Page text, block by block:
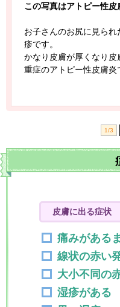
この写真はアトピー性皮
お子さんのお尻に見ら
疹です。
かなり皮膚が厚くなり皮
重症のアトピー性皮膚炎
1/3
皮膚に出る症状
痛みがある
線状の赤い
大小不同の
湿疹がある